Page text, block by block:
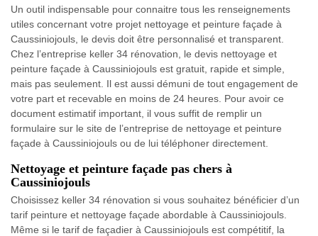
Un outil indispensable pour connaitre tous les renseignements
utiles concernant votre projet nettoyage et peinture façade à
Caussiniojouls, le devis doit être personnalisé et transparent.
Chez l’entreprise keller 34 rénovation, le devis nettoyage et
peinture façade à Caussiniojouls est gratuit, rapide et simple,
mais pas seulement. Il est aussi démuni de tout engagement de
votre part et recevable en moins de 24 heures. Pour avoir ce
document estimatif important, il vous suffit de remplir un
formulaire sur le site de l’entreprise de nettoyage et peinture
façade à Caussiniojouls ou de lui téléphoner directement.
Nettoyage et peinture façade pas chers à
Caussiniojouls
Choisissez keller 34 rénovation si vous souhaitez bénéficier d’un
tarif peinture et nettoyage façade abordable à Caussiniojouls.
Même si le tarif de façadier à Caussiniojouls est compétitif, la